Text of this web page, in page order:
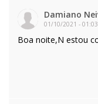
Damiano
01/10/2021 -
Boa noite,N estou